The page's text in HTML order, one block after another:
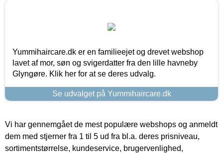
Yummihaircare.dk er en familieejet og drevet webshop
lavet af mor, søn og svigerdatter fra den lille havneby
Glyngøre. Klik her for at se deres udvalg.
Se udvalget på Yummihaircare.dk
Vi har gennemgået de mest populære webshops og anmeldt
dem med stjerner fra 1 til 5 ud fra bl.a. deres prisniveau,
sortimentstørrelse, kundeservice, brugervenlighed,